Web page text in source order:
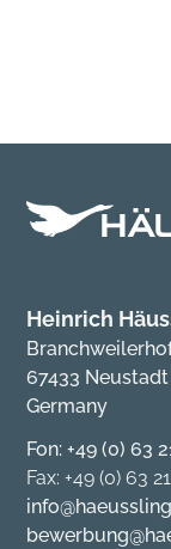
Heinrich
67433
Germany
Fon: +49 (0) 63
Fax: +49 (0) 63